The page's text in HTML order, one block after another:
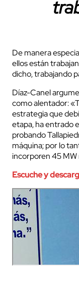
De manera
ellos están
dicho, trabajando
Díaz-Canel
como alentador:
estrategia que
etapa, ha entrado
probando
máquina; por lo
incorporen 45 MW
Escuche y